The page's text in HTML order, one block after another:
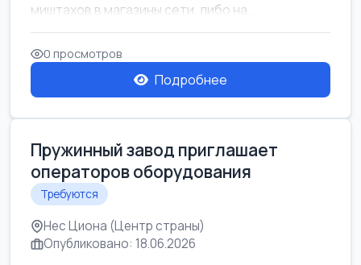
миштахов в магазины сети, либо на...
0 просмотров
Подробнее
Пружинный завод приглашает
операторов оборудования
Требуются
Нес Циона (Центр страны)
Опубликовано: 18.06.2026